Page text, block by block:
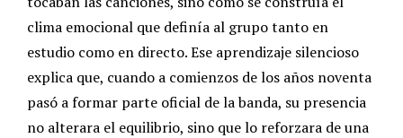
clima emocional que definía al grupo tanto en
estudio como en directo. Ese aprendizaje silencioso
explica que, cuando a comienzos de los años noventa
pasó a formar parte oficial de la banda, su presencia
no alterara el equilibrio, sino que lo reforzara de una